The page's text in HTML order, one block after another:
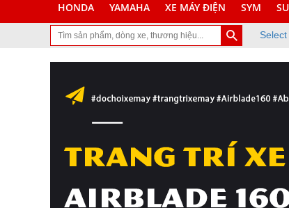
HONDA YAMAHA XE MÁY ĐIỆN SYM
đã ghé thăm trang Web chuyên cung cấp và lắp đặt phụ